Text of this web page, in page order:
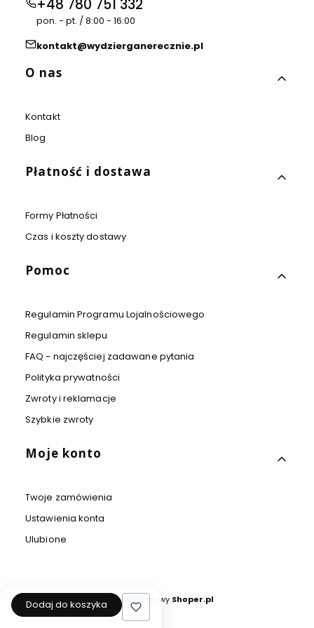
+48 780 751 332
pon. - pt. / 8:00 - 16:00
kontakt@wydzierganerecznie.pl
Linki w stopce
O nas
Kontakt
Blog
Płatność i dostawa
Formy Płatności
Czas i koszty dostawy
Pomoc
Regulamin Programu Lojalnościowego
Regulamin sklepu
FAQ - najczęściej zadawane pytania
Polityka prywatności
Zwroty i reklamacje
Szybkie zwroty
Moje konto
Twoje zamówienia
Ustawienia konta
Ulubione
Sklep internetowy Shoper.pl
Dodaj do koszyka